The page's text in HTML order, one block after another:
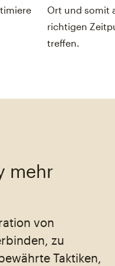
Ort und somit
richtigen
treffen.
mehr
von
zu
Taktiken,